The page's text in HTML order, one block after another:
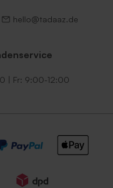
hello@tadaaz.de
| Fr: 9:00-12:00